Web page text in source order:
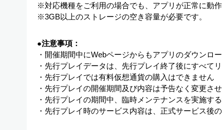
※対応機種をご利用の場合でも、アプリが正常に動作
※3GB以上のストレージの空き容量が必要です。
●注意事項：
・開催期間中にWebページからもアプリのダウンロ
・先行プレイデータは、先行プレイ終了後にすべて
・先行プレイでは有料仮想通貨の購入はできません
・先行プレイの開催期間及び内容は予告なく変更さ
・先行プレイの期間中、臨時メンテナンスを実施す
・先行プレイ時のサービス内容は、正式サービス後